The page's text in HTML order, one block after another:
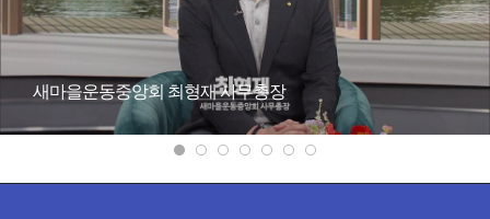
새마을운동중앙회 최형재 사무총장